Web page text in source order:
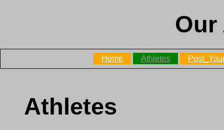
Our
Home Athletes
Athletes